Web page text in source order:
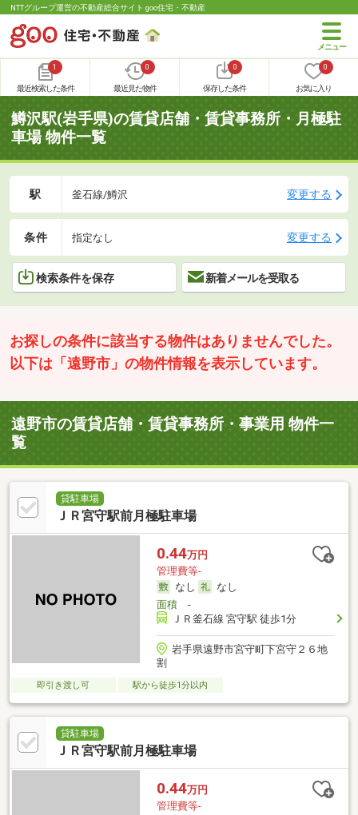
NTTグループ運営の不動産総合サイト goo住宅・不動産
1
最近検索した条件
0
最近見た物件
0
保存した条件
0
お気に入り
鱒沢駅(岩手県)の賃貸店舗・賃貸事務所・月極駐
車場 物件一覧
駅 釜石線/鱒沢 変更する
条件 指定なし 変更する
検索条件を保存 新着メールを受取る
お探しの条件に該当する物件はありませんでした。
以下は「遠野市」の物件情報を表示しています。
遠野市の賃貸店舗・賃貸事務所・事業用 物件一
覧
貸駐車場
ＪＲ宮守駅前月極駐車場
0.44万円
管理費等-
なし
なし
面積-
ＪＲ釜石線 宮守駅 徒歩1分
岩手県遠野市宮守町下宮守２６地
割
即引き渡し可 駅から徒歩1分以内
貸駐車場
ＪＲ宮守駅前月極駐車場
0.44万円
管理費等-